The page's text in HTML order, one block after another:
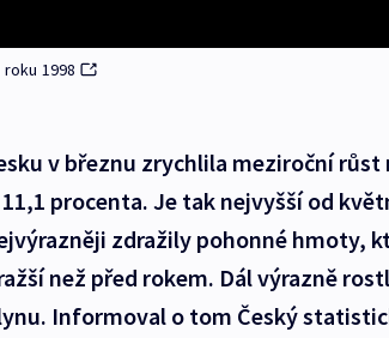
1998
v březnu zrychlila meziroční růst
procenta. Je tak nejvyšší od
zdražily pohonné hmoty,
než před rokem. Dál výrazně
Informoval o tom Český